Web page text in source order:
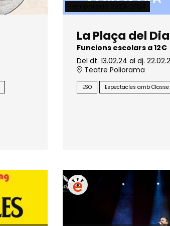
La Plaça del
Funcions escolars a 12€
Del dt. 13.02.24 al dj.
Teatre Poliorama
ESO Espectacles amb Classe